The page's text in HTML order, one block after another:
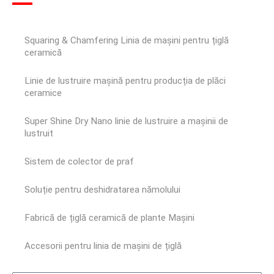
Squaring & Chamfering Linia de mașini pentru țiglă
ceramică
Linie de lustruire mașină pentru producția de plăci
ceramice
Super Shine Dry Nano linie de lustruire a mașinii de
lustruit
Sistem de colector de praf
Soluție pentru deshidratarea nămolului
Fabrică de țiglă ceramică de plante Mașini
Accesorii pentru linia de mașini de țiglă